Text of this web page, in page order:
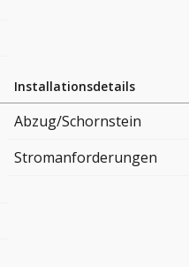
Installationsdetails
Abzug/Schornstein
Stromanforderungen